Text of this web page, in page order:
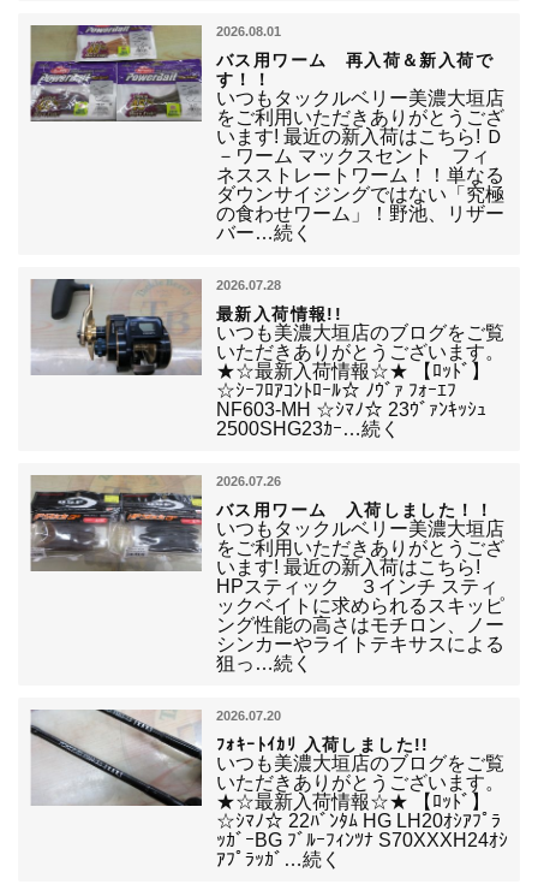
2026.08.01
バス用ワーム 再入荷＆新入荷で
す！！
いつもタックルベリー美濃大垣店
をご利用いただきありがとうござ
います! 最近の新入荷はこちら! Ｄ
－ワーム マックスセント フィ
ネスストレートワーム！！単なる
ダウンサイジングではない「究極
の食わせワーム」！野池、リザー
バー…続く
2026.07.28
最新入荷情報!!
いつも美濃大垣店のブログをご覧
いただきありがとうございます。
★☆最新入荷情報☆★ 【ﾛｯﾄﾞ】
☆ｼｰﾌﾛｱｺﾝﾄﾛｰﾙ☆ ﾉｳﾞｧ ﾌｫｰｴﾌ
NF603-MH ☆ｼﾏﾉ☆ 23ｳﾞｧﾝｷｯｼｭ
2500SHG23ｶｰ…続く
2026.07.26
バス用ワーム 入荷しました！！
いつもタックルベリー美濃大垣店
をご利用いただきありがとうござ
います! 最近の新入荷はこちら!
HPスティック ３インチ スティ
ックベイトに求められるスキッピ
ング性能の高さはモチロン、ノー
シンカーやライトテキサスによる
狙っ…続く
2026.07.20
ﾌｫｷｰﾄｲｶﾘ 入荷しました!!
いつも美濃大垣店のブログをご覧
いただきありがとうございます。
★☆最新入荷情報☆★ 【ﾛｯﾄﾞ】
☆ｼﾏﾉ☆ 22ﾊﾞﾝﾀﾑ HG LH20ｵｼｱﾌﾟﾗ
ｯｶﾞｰBG ﾌﾞﾙｰﾌｨﾝﾂﾅ S70XXXH24ｵｼ
ｱﾌﾟﾗｯｶﾞ…続く